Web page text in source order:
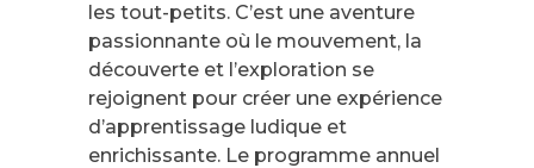
les tout-petits. C’est une aventure
passionnante où le mouvement, la
découverte et l’exploration se
rejoignent pour créer une expérience
d’apprentissage ludique et
enrichissante. Le programme annuel